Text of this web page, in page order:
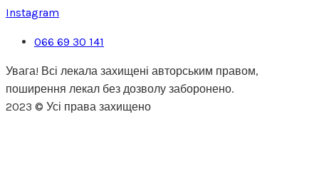
Instagram
066 69 30 141
Увага! Всі лекала захищені авторським правом,
поширення лекал без дозволу заборонено.
2023 © Усі права захищено